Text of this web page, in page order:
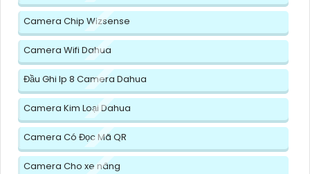
Camera Chip Wizsense
Camera Wifi Dahua
Đầu Ghi Ip 8 Camera Dahua
Camera Kim Loại Dahua
Camera Có Đọc Mã QR
Camera Cho xe nâng